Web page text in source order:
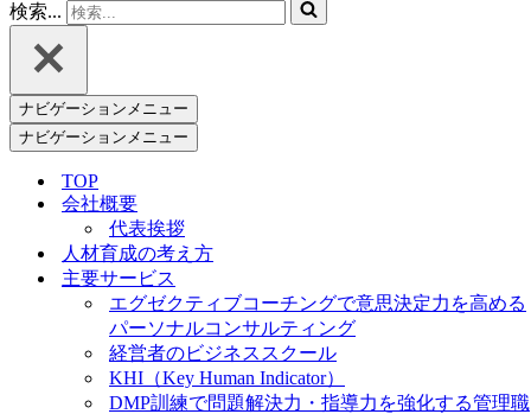
検索...
ナビゲーションメニュー
ナビゲーションメニュー
TOP
会社概要
代表挨拶
人材育成の考え方
主要サービス
エグゼクティブコーチングで意思決定力を高める
パーソナルコンサルティング
経営者のビジネススクール
KHI（Key Human Indicator）
DMP訓練で問題解決力・指導力を強化する管理職